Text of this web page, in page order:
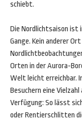
schiebt.
Die Nordlichtsaison ist
Gange. Kein anderer
Orten in der Aurora-
Welt leicht erreichbar.
Besuchern eine
Verfügung: So lässt
oder Rentierschlitten